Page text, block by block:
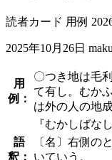
読者カード 用例
2025年10月26日
用
例：
〇つき地は毛
て有し。むか
は外の人の地
『むかしばな
語
釈：
〔名〕右側の
いていう。